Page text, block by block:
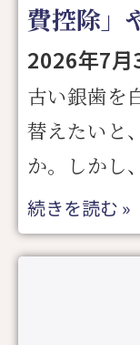
費控除」
2026年7月
古い銀歯を
替えたいと
か。しかし
続きを読む »